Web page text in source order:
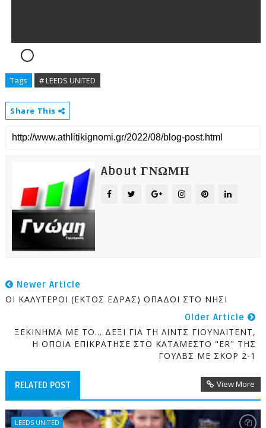
Tags # LEEDS UNITED
Share This
About ΓΝΩΜΗ
Newer Article
ΟΙ ΚΑΛΥΤΕΡΟΙ (ΕΚΤΟΣ ΕΔΡΑΣ) ΟΠΑΔΟΙ ΣΤΟ ΝΗΣΙ
Older Article
ΞΕΚΙΝΗΜΑ ΜΕ ΤΟ... ΔΕΞΙ ΓΙΑ ΤΗ ΛΙΝΤΣ ΓΙΟΥΝΑΙΤΕΝΤ,
Η ΟΠΟΙΑ ΕΠΙΚΡΑΤΗΣΕ ΣΤΟ ΚΑΤΑΜΕΣΤΟ "ER" ΤΗΣ
ΓΟΥΛΒΣ ΜΕ ΣΚΟΡ 2-1
RELATED POST View More
LEEDS UNITED